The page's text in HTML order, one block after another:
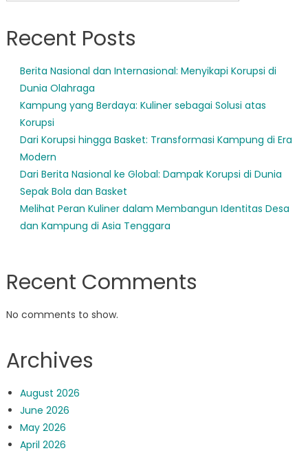
Recent Posts
Berita Nasional dan Internasional: Menyikapi Korupsi di
Dunia Olahraga
Kampung yang Berdaya: Kuliner sebagai Solusi atas
Korupsi
Dari Korupsi hingga Basket: Transformasi Kampung di Era
Modern
Dari Berita Nasional ke Global: Dampak Korupsi di Dunia
Sepak Bola dan Basket
Melihat Peran Kuliner dalam Membangun Identitas Desa
dan Kampung di Asia Tenggara
Recent Comments
No comments to show.
Archives
August 2026
June 2026
May 2026
April 2026